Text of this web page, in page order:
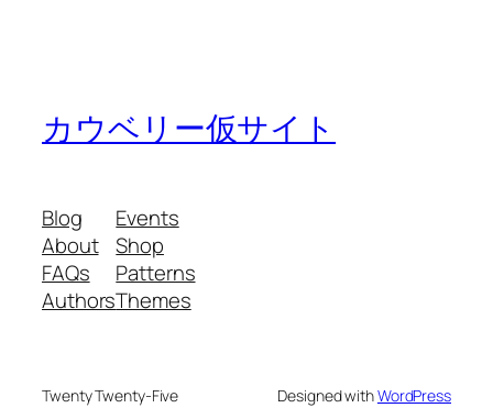
カウベリー仮サイト
Blog
About
FAQs
Authors
Events
Shop
Patterns
Themes
Twenty Twenty-Five Designed withWordPress